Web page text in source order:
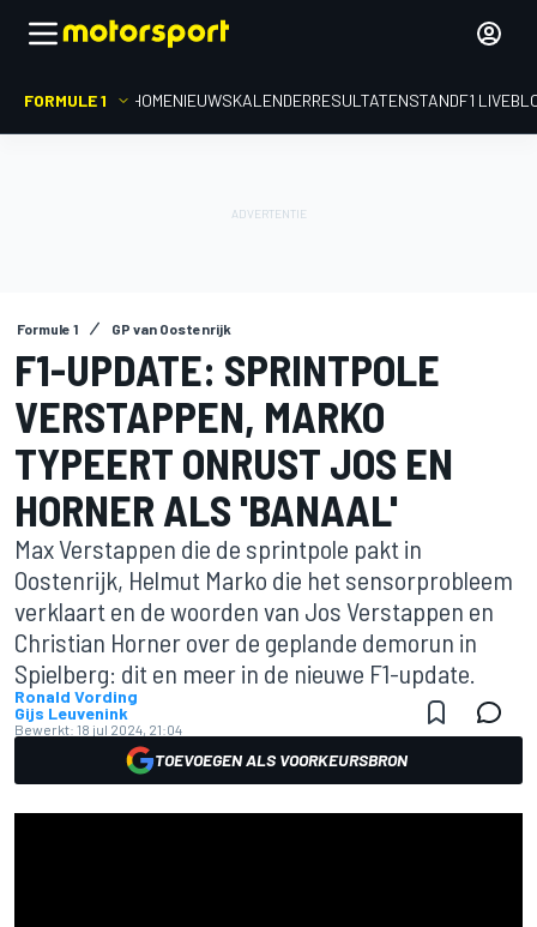
FORMULE 1 HOMENIEUWSKALENDERRESULTATENSTANDF1
Formule 1 GP van Oostenrijk
F1-UPDATE: SPRINTPOLE
VERSTAPPEN, MARKO
TYPEERT ONRUST JOS EN
HORNER ALS 'BANAAL'
Max Verstappen die de sprintpole pakt in
Oostenrijk, Helmut Marko die het sensorprobleem
verklaart en de woorden van Jos Verstappen en
Christian Horner over de geplande demorun in
Spielberg: dit en meer in de nieuwe F1-update.
Ronald Vording
Gijs Leuvenink
Bewerkt: 18 jul 2024, 21:04
TOEVOEGEN ALS VOORKEURSBRON